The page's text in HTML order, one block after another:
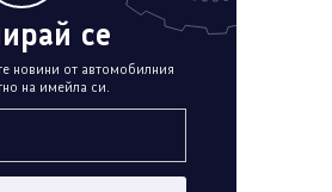
се
новини от автомобилния
на имейла си.